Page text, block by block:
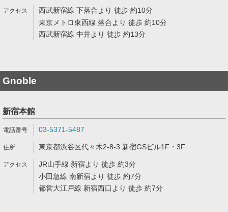
西武新宿線 下落合より 徒歩 約10分
東京メトロ東西線 落合より 徒歩 約10分
西武新宿線 中井より 徒歩 約13分
Gnoble
新宿本館
03-5371-5487
東京都渋谷区代々木2-8-3 新宿GSビル1F・3F
JR山手線 新宿より 徒歩 約3分
小田急線 南新宿より 徒歩 約7分
都営大江戸線 新宿西口より 徒歩 約7分